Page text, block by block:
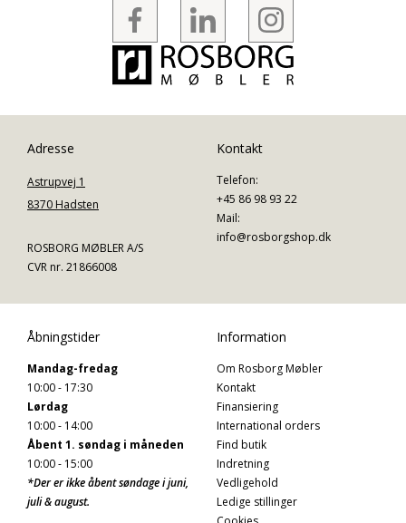
Adresse
Astrupvej 1
8370 Hadsten
ROSBORG MØBLER A/S
CVR nr. 21866008
Kontakt
Telefon:
+45 86 98 93 22
Mail:
info@rosborgshop.dk
Åbningstider
Mandag-fredag
10:00 - 17:30
Lørdag
10:00 - 14:00
Åbent 1. søndag i måneden
10:00 - 15:00
*Der er ikke åbent søndage i juni,
juli & august.
Information
Om Rosborg Møbler
Kontakt
Finansiering
International orders
Find butik
Indretning
Vedligehold
Ledige stillinger